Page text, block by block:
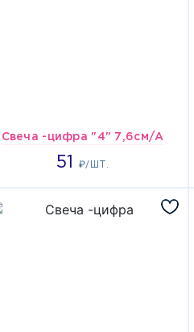
Свеча -цифра "4" 7,6см/A
51 ₽/ШТ.
51